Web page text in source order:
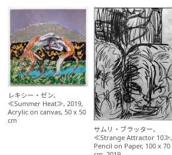
レキシー・ゼン、
≪Summer Heat≫, 2019,
Acrylic on canvas, 50 x 50
cm
サムリ・ブラッター、
≪Strange Attractor 10≫,
Pencil on Paper, 100 x 70